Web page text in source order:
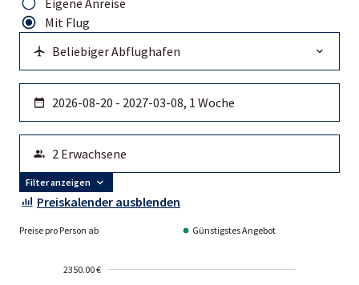
Mit Flug
Filter anzeigen
Preiskalender ausblenden
Preise pro Person ab Günstigstes Angebot
2350.00 €